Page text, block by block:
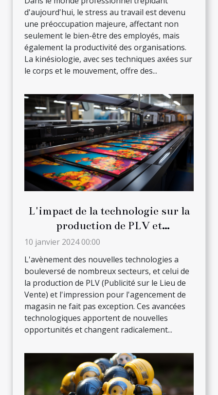
d'aujourd'hui, le stress au travail est devenu
une préoccupation majeure, affectant non
seulement le bien-être des employés, mais
également la productivité des organisations.
La kinésiologie, avec ses techniques axées sur
le corps et le mouvement, offre des...
L'impact de la technologie sur la
production de PLV et
l'impression pour l'agencement
de magasin
10 janvier 2024 00:00
L'avènement des nouvelles technologies a
bouleversé de nombreux secteurs, et celui de
la production de PLV (Publicité sur le Lieu de
Vente) et l'impression pour l'agencement de
magasin ne fait pas exception. Ces avancées
technologiques apportent de nouvelles
opportunités et changent radicalement...